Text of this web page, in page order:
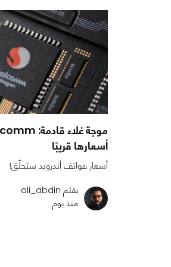
أسعارها قريبًا
أسعار هواتف أندرويد ستحلّق!
بقلم ali_abdin
منذ يوم